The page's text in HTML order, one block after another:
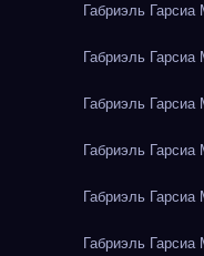
Габриэль
Габриэль
Габриэль
Габриэль
Габриэль
Габриэль